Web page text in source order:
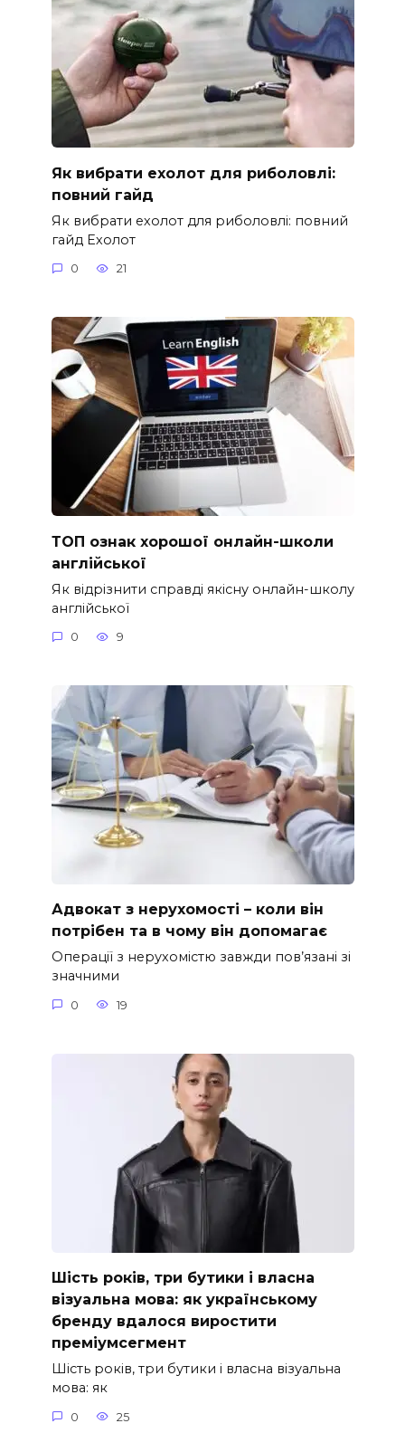
Як вибрати ехолот для риболовлі:
повний гайд
Як вибрати ехолот для риболовлі: повний
гайд Ехолот
0 21
ТОП ознак хорошої онлайн-школи
англійської
Як відрізнити справді якісну онлайн-школу
англійської
0 9
Адвокат з нерухомості – коли він
потрібен та в чому він допомагає
Операції з нерухомістю завжди пов’язані зі
значними
0 19
Шість років, три бутики і власна
візуальна мова: як українському
бренду вдалося виростити
преміумсегмент
Шість років, три бутики і власна візуальна
мова: як
0 25